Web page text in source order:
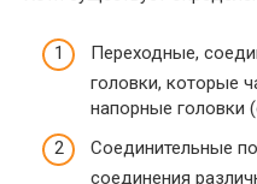
Переходные,
головки, которые
напорные головки
Соединительные
соединения